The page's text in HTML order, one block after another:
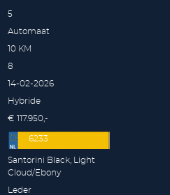
5
Automaat
10 KM
8
14-02-2026
Hybride
€ 117.950,-
6233
Santorini Black, Light
Cloud/Ebony
Leder